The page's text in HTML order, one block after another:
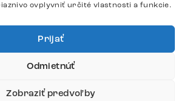
ovplyvniť určité vlastnosti a funkcie.
Prijať
Odmietnúť
Zobraziť predvoľby